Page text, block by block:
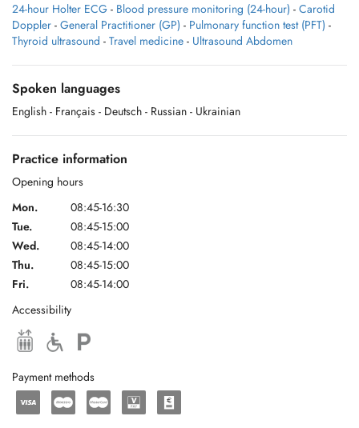
24-hour Holter ECG - Blood pressure monitoring (24-hour) - Carotid
Doppler - General Practitioner (GP) - Pulmonary function test (PFT) -
Thyroid ultrasound - Travel medicine - Ultrasound Abdomen
Spoken languages
English - Français - Deutsch - Russian - Ukrainian
Practice information
Opening hours
Mon.
08:45-16:30
Tue.
08:45-15:00
Wed.
08:45-14:00
Thu.
08:45-15:00
Fri.
08:45-14:00
Accessibility
Payment methods